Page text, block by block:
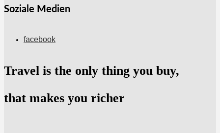
Soziale Medien
facebook
Travel is the only thing you buy,
that makes you richer